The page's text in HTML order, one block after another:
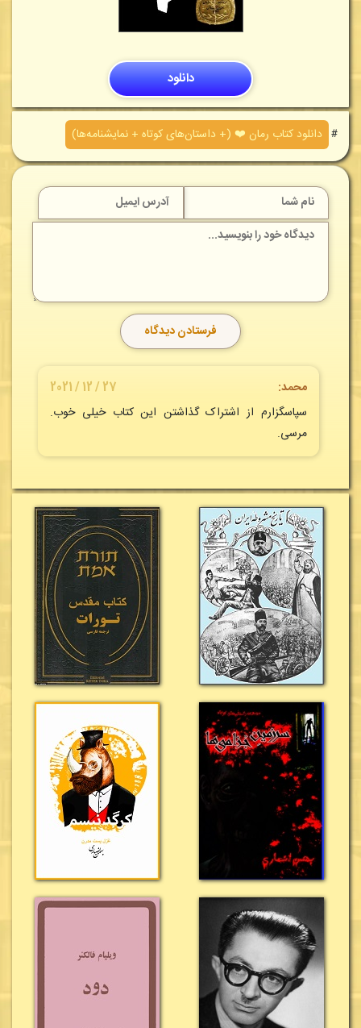
دانلود
＃ دانلود کتاب رمان ❤️ (+ داستان‌های کوتاه + نمایشنامه‌ها)
محمد:
27 / 12 / 2021
سپاسگزارم از اشتراک گذاشتن این کتاب خیلی خوب.
مرسی.